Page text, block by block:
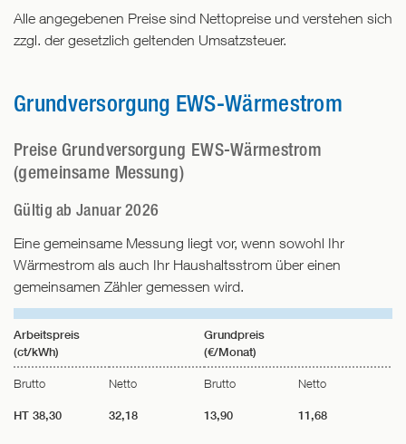
Alle angegebenen Preise sind Nettopreise und verstehen sich
zzgl. der gesetzlich geltenden Umsatzsteuer.
Grundversorgung EWS-Wärmestrom
Preise Grundversorgung EWS-Wärmestrom
(gemeinsame Messung)
Gültig ab Januar 2026
Eine gemeinsame Messung liegt vor, wenn sowohl Ihr
Wärmestrom als auch Ihr Haushaltsstrom über einen
gemeinsamen Zähler gemessen wird.
Arbeitspreis
(ct/kWh)
Grundpreis
(€/Monat)
Brutto Netto Brutto Netto
HT 38,30 32,18 13,90 11,68